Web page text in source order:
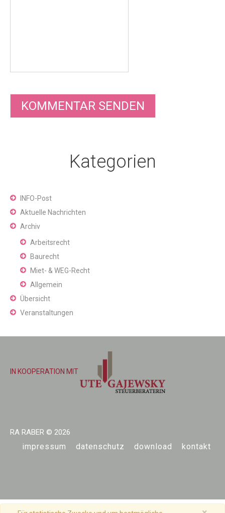
Kategorien
INFO-Post
Aktuelle Nachrichten
Archiv
Arbeitsrecht
Baurecht
Miet- & WEG-Recht
Allgemein
Übersicht
Veranstaltungen
IN KOOPERATION MIT
RA RABER © 2026
impressum datenschutz download kontakt